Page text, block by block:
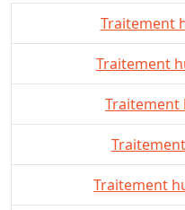
Traitement
Traitement
Traitement
Traitement